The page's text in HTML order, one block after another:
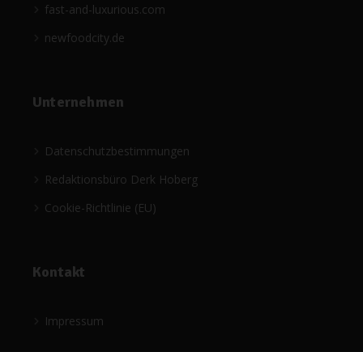
fast-and-luxurious.com
newfoodcity.de
Unternehmen
Datenschutzbestimmungen
Redaktionsbüro Derk Hoberg
Cookie-Richtlinie (EU)
Kontakt
Impressum